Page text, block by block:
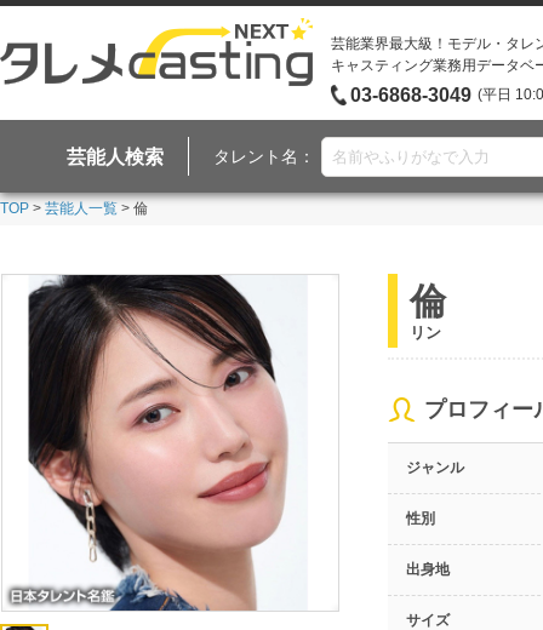
芸能業界最大級！モデル・タレ
キャスティング業務用データベ
03-6868-3049 (平日
芸能人検索 タレント名：
TOP > 芸能人一覧 > 倫
倫
リン
プロフィー
ジャンル
性別
出身地
サイズ